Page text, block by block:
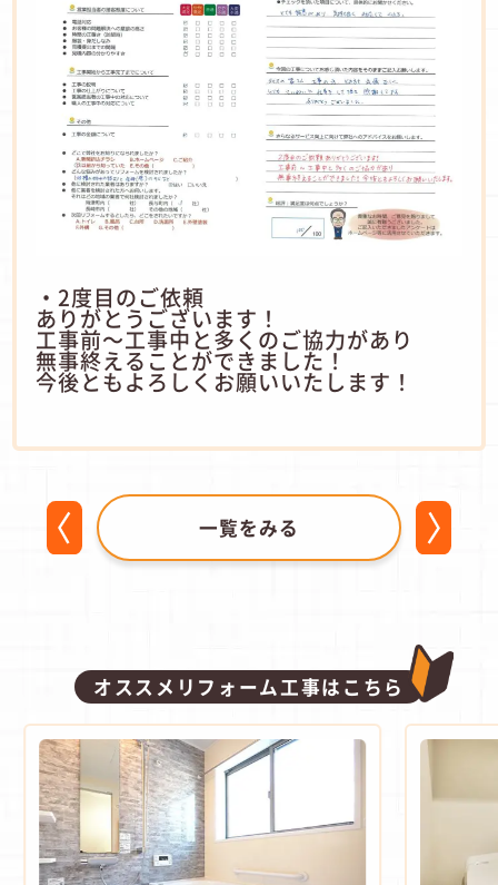
・2度目のご依頼
ありがとうございます！
工事前～工事中と多くのご協力があり
無事終えることができました！
今後ともよろしくお願いいたします！
一覧をみる
オススメリフォーム工事はこちら